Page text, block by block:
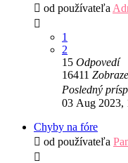
od používateľa
1
2
15 Odpovedí
16411
Posledný
03 Aug 2023,
Chyby na fóre
od používateľa